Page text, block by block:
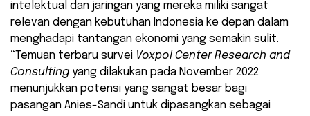
intelektual dan jaringan yang mereka miliki sangat
relevan dengan kebutuhan Indonesia ke depan dalam
menghadapi tantangan ekonomi yang semakin sulit.
“Temuan terbaru survei Voxpol Center Research and
Consulting yang dilakukan pada November 2022
menunjukkan potensi yang sangat besar bagi
pasangan Anies-Sandi untuk dipasangkan sebagai